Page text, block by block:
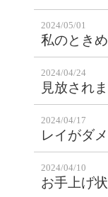
2024/05/01
私のとき
2024/04/24
見放され
2024/04/17
レイがダ
2024/04/10
お手上げ